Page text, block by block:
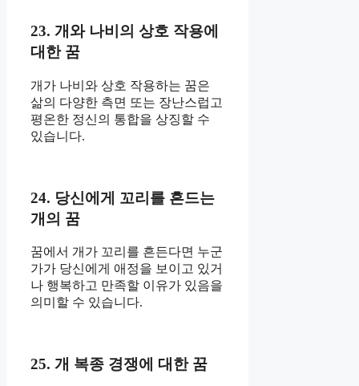
23. 개와 나비의 상호 작용에
대한 꿈
개가 나비와 상호 작용하는 꿈은
삶의 다양한 측면 또는 장난스럽고
평온한 정신의 통합을 상징할 수
있습니다.
24. 당신에게 꼬리를 흔드는
개의 꿈
꿈에서 개가 꼬리를 흔든다면 누군
가가 당신에게 애정을 보이고 있거
나 행복하고 만족할 이유가 있음을
의미할 수 있습니다.
25. 개 복종 경쟁에 대한 꿈